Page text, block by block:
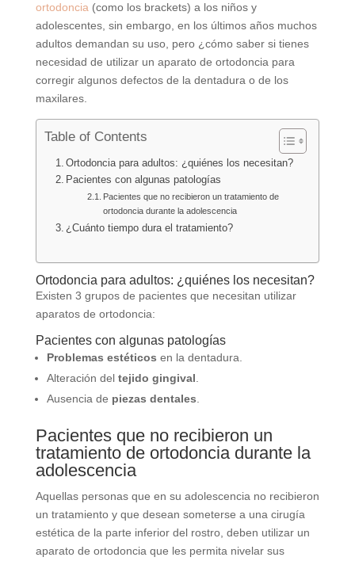
ortodoncia(como los brackets) a los niños y
adolescentes, sin embargo, en los últimos años muchos
adultos demandan su uso, pero ¿cómo saber si tienes
necesidad de utilizar un aparato de ortodoncia para
corregir algunos defectos de la dentadura o de los
maxilares.
Table of Contents
Ortodoncia para adultos: ¿quiénes los necesitan?
Pacientes con algunas patologías
Pacientes que no recibieron un tratamiento de
ortodoncia durante la adolescencia
¿Cuánto tiempo dura el tratamiento?
Ortodoncia para adultos: ¿quiénes los necesitan?
Existen 3 grupos de pacientes que necesitan utilizar
aparatos de ortodoncia:
Pacientes con algunas patologías
Problemas estéticos en la dentadura.
Alteración del tejido gingival.
Ausencia de piezas dentales.
Pacientes que no recibieron un
tratamiento de ortodoncia durante la
adolescencia
Aquellas personas que en su adolescencia no recibieron
un tratamiento y que desean someterse a una cirugía
estética de la parte inferior del rostro, deben utilizar un
aparato de ortodoncia que les permita nivelar sus